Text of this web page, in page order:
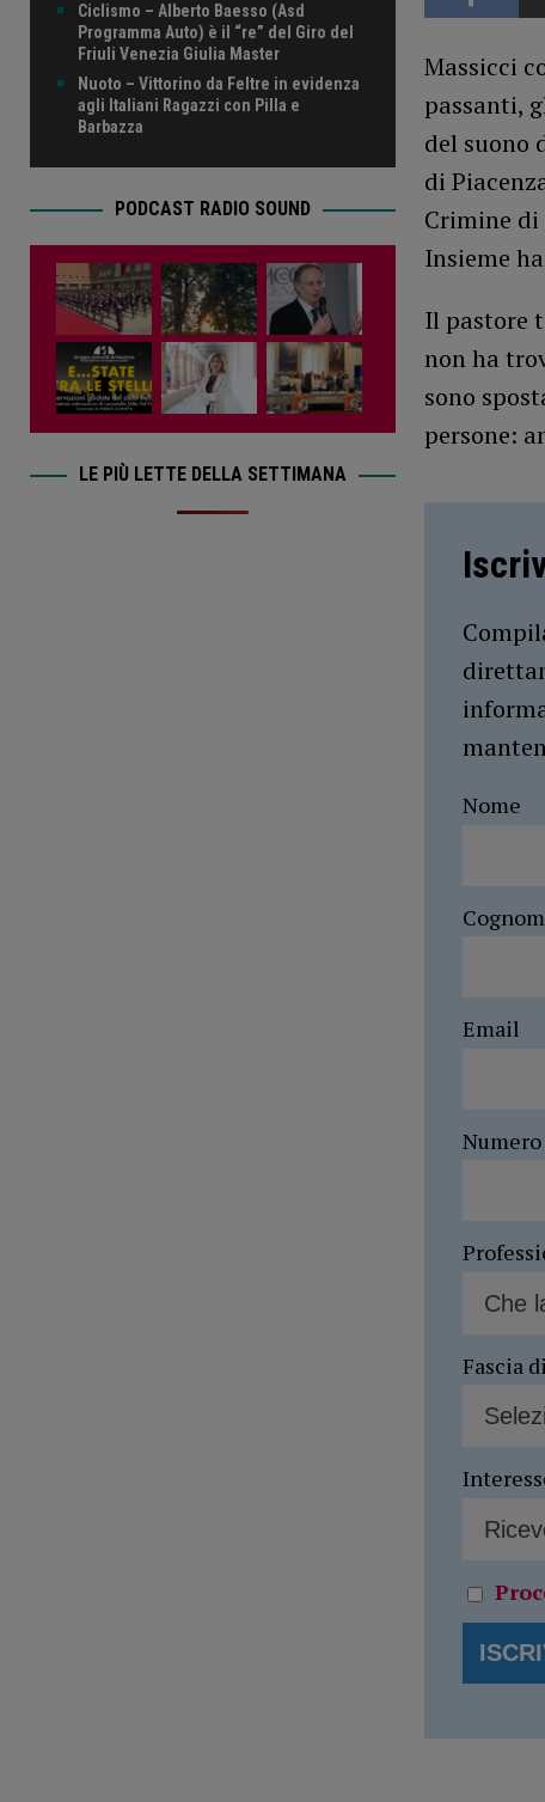
Massicci
passanti,
del suono
di
Crimine di
Insieme
Il pastore
non ha
sono
persone:
Nome
Email
Fascia
Ciclismo – Alberto Baesso (Asd
Programma Auto) è il “re” del Giro del
Friuli Venezia Giulia Master
Nuoto – Vittorino da Feltre in evidenza
agli Italiani Ragazzi con Pilla e
Barbazza
PODCAST RADIO SOUND
LE PIÙ LETTE DELLA SETTIMANA